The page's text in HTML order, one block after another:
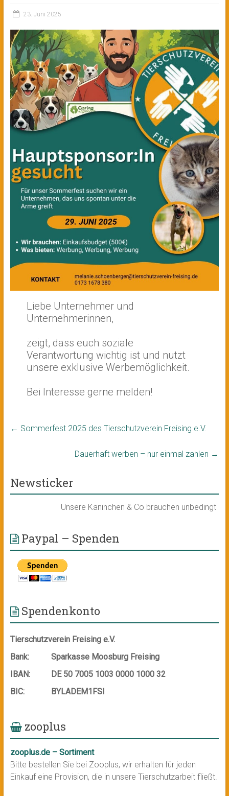
23. Juni 2025
Liebe Unternehmer und
Unternehmerinnen,
zeigt, dass euch soziale
Verantwortung wichtig ist und nutzt
unsere exklusive Werbemöglichkeit.
Bei Interesse gerne melden!
← Sommerfest 2025 des Tierschutzverein Freising e.V.
Dauerhaft werben – nur einmal zahlen →
Newsticker
Unsere Kaninchen & Co brauchen unbedingt
Paypal – Spenden
Spendenkonto
Tierschutzverein Freising e.V.
Bank:
Sparkasse Moosburg Freising
IBAN:
DE 50 7005 1003 0000 1000 32
BIC:
BYLADEM1FSI
zooplus
zooplus.de – Sortiment
Bitte bestellen Sie bei Zooplus, wir erhalten für jeden
Einkauf eine Provision, die in unsere Tierschutzarbeit fließt.